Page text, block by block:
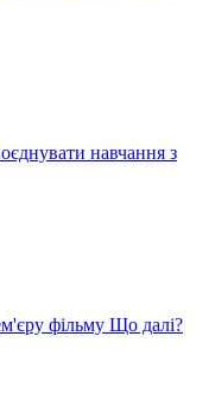
навчання з
фільму Що далі?